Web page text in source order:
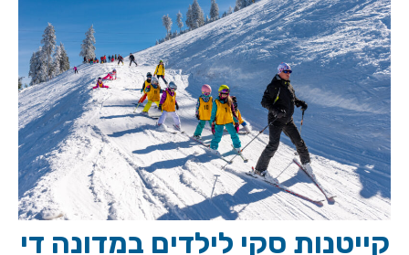
קייטנות סקי לילדים במדונה די